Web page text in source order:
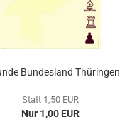
Bundesland Thüringen
Statt 1,50 EUR
Nur 1,00 EUR